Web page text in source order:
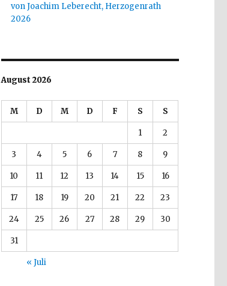
von Joachim Leberecht, Herzogenrath
2026
August 2026
M D M D F S S
1 2
3 4 5 6 7 8 9
10 11 12 13 14 15 16
17 18 19 20 21 22 23
24 25 26 27 28 29 30
31
« Juli